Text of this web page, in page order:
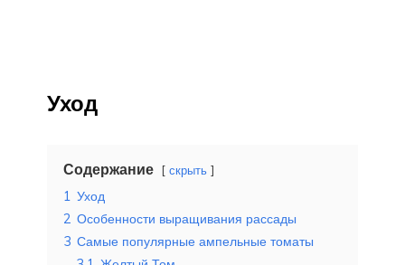
Уход
Содержание скрыть
1 Уход
2 Особенности выращивания рассады
3 Самые популярные ампельные томаты